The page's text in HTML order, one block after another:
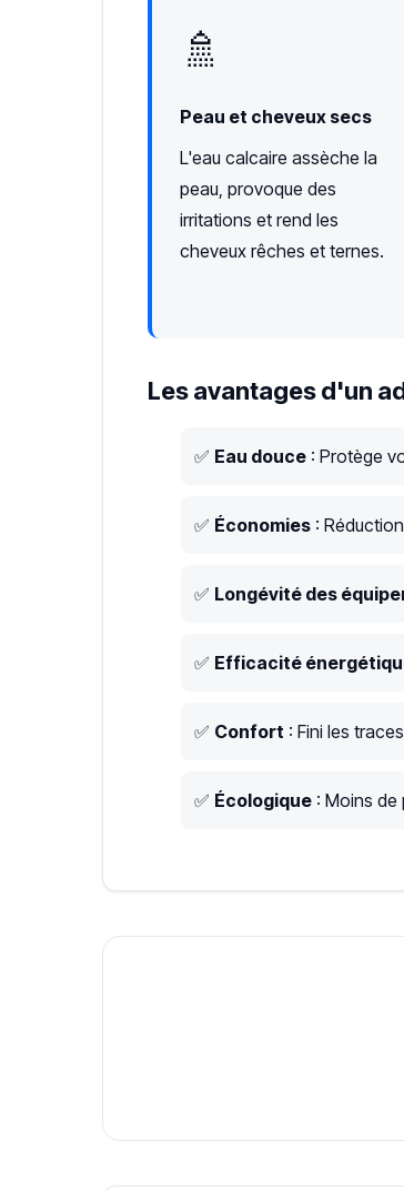
🚿
Peau et cheveux secs
L'eau calcaire assèche la
peau, provoque des
irritations et rend les
cheveux rêches et ternes.
Les avantages d'un
✅ Eau douce : Protège
✅ Économies :
✅ Longévité des
✅ Efficacité
✅ Confort : Fini les
✅ Écologique : Moins de